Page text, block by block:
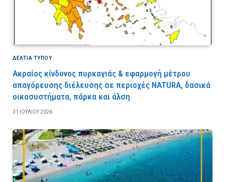
ΔΕΛΤΙΑ ΤΥΠΟΥ
Ακραίος κίνδυνος πυρκαγιάς & εφαρμογή μέτρου
απαγόρευσης διέλευσης σε περιοχές NATURA, δασικά
οικοσυστήματα, πάρκα και άλση
31 ΙΟΥΛΊΟΥ 2026